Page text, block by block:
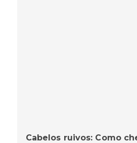
Cabelos ruivos: Como